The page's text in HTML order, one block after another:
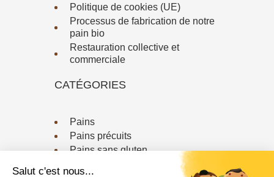
Politique de cookies (UE)
Processus de fabrication de notre
pain bio
Restauration collective et
commerciale
CATÉGORIES
Pains
Pains précuits
Pains sans gluten